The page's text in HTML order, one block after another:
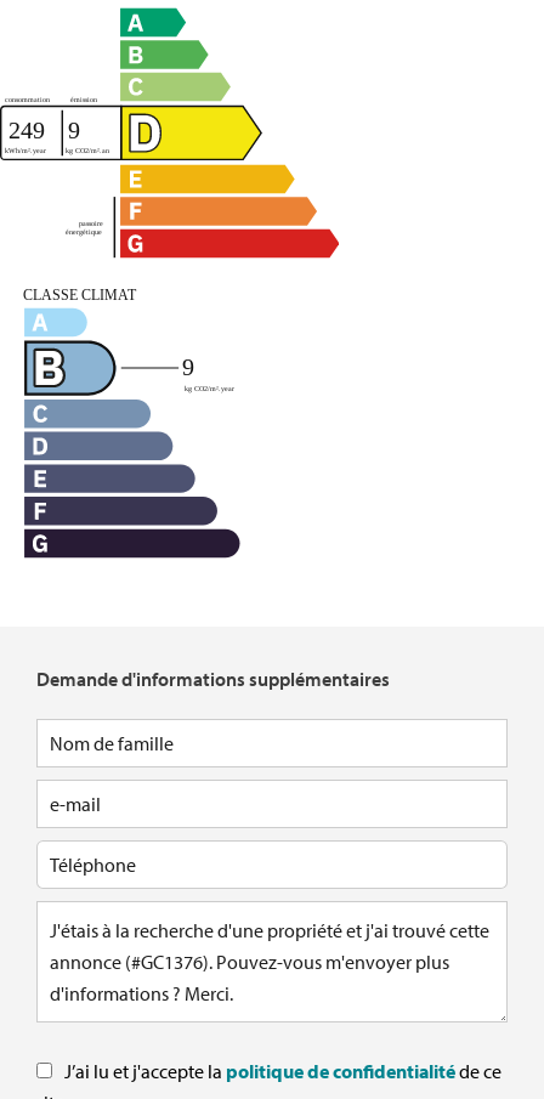
Demande d'informations supplémentaires
J’ai lu et j'accepte la politique de confidentialitéde ce